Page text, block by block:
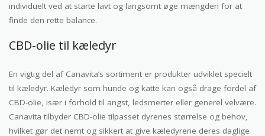
individuelt ved at starte lavt og langsomt øge mængden for at
finde den rette balance.
CBD-olie til kæledyr
En vigtig del af Canavita’s sortiment er produkter udviklet specielt
til kæledyr. Kæledyr som hunde og katte kan også drage fordel af
CBD-olie, især i forhold til angst, ledsmerter eller generel velvære.
Canavita tilbyder CBD-olie tilpasset dyrenes størrelse og behov,
hvilket gør det nemt og sikkert at give kæledyrene deres daglige